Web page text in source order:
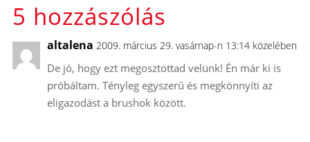
5 hozzászólás
altalena 2009. március 29. vasárnap-n 13:14 közelében
De jó, hogy ezt megosztottad velünk! Én már ki is
próbáltam. Tényleg egyszerű és megkönnyíti az
eligazodást a brushok között.